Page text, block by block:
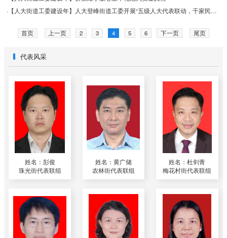
·【人大街道工委建设年】人大登峰街道工委开展“五级人大代表联动，千家民营企业调研”专题调研活动
首页 上一页 2 3 4 5 6 下一页 尾页
代表风采
姓名：彭俊
珠光街代表联组
姓名：黄广储
农林街代表联组
姓名：杜剑青
梅花村街代表联组